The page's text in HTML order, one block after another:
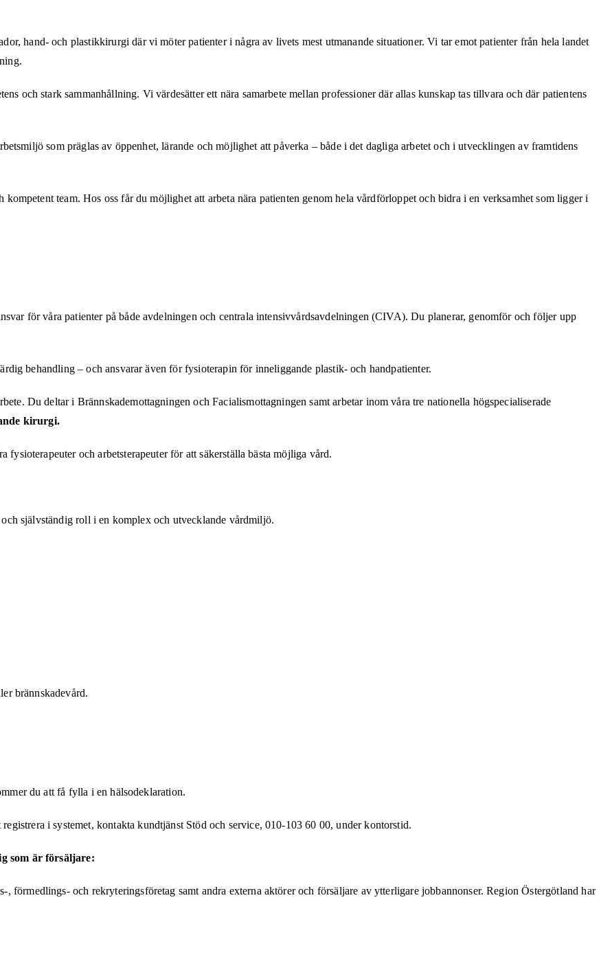
hand- och plastikkirurgi där vi möter patienter i några av livets mest utmanande situationer. Vi tar emot patienter från hela landet
och stark sammanhållning. Vi värdesätter ett nära samarbete mellan professioner där allas kunskap tas tillvara och där patientens
som präglas av öppenhet, lärande och möjlighet att påverka – både i det dagliga arbetet och i utvecklingen av framtidens
team. Hos oss får du möjlighet att arbeta nära patienten genom hela vårdförloppet och bidra i en verksamhet som ligger i
för våra patienter på både avdelningen och centrala intensivvårdsavdelningen (CIVA). Du planerar, genomför och följer upp
behandling – och ansvarar även för fysioterapin för inneliggande plastik- och handpatienter.
Du deltar i Brännskademottagningen och Facialismottagningen samt arbetar inom våra tre nationella högspecialiserade
kirurgi.
och arbetsterapeuter för att säkerställa bästa möjliga vård.
självständig roll i en komplex och utvecklande vårdmiljö.
brännskadevård.
du att få fylla i en hälsodeklaration.
i systemet, kontakta kundtjänst Stöd och service, 010-103 60 00, under kontorstid.
som är försäljare:
förmedlings- och rekryteringsföretag samt andra externa aktörer och försäljare av ytterligare jobbannonser. Region Östergötland har